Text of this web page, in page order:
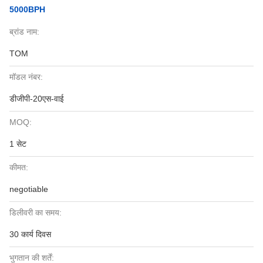
5000BPH
ब्रांड नाम:
TOM
मॉडल नंबर:
डीजीपी-20एस-वाई
MOQ:
1 सेट
कीमत:
negotiable
डिलीवरी का समय:
30 कार्य दिवस
भुगतान की शर्तें: